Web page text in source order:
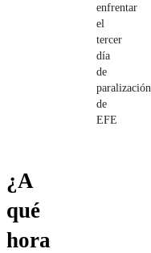
enfrentar
el
tercer
día
de
paralización
de
EFE
¿A
qué
hora